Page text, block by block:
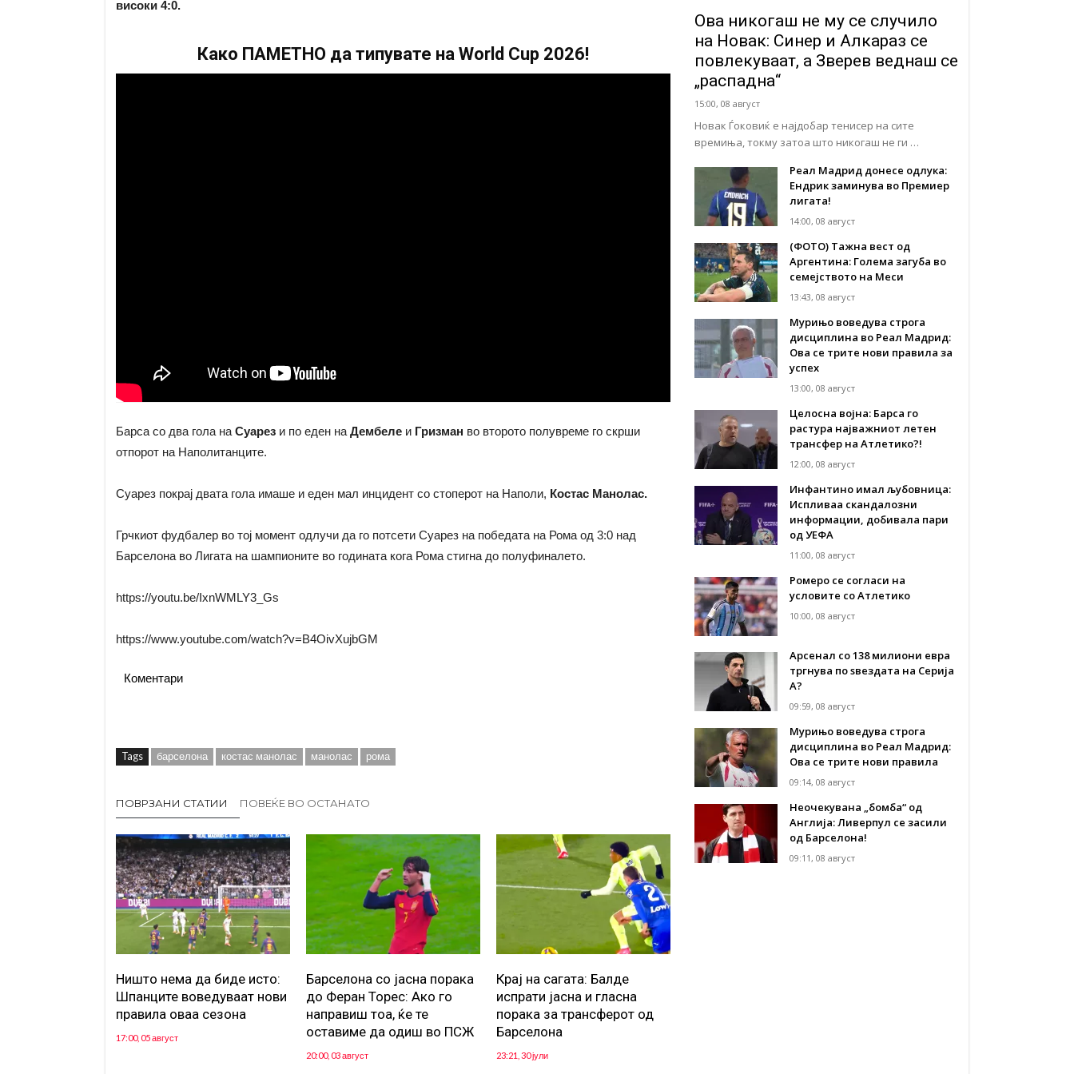
високи 4:0.
Како ПАМЕТНО да типувате на World Cup 2026!
Барса со два гола на Суарези по еден на Дембелеи Гризман во второто полувреме го скрши
отпорот на Наполитанците.
Суарез покрај двата гола имаше и еден мал инцидент со стоперот на Наполи, Костас Манолас.
Грчкиот фудбалер во тој момент одлучи да го потсети Суарез на победата на Рома од 3:0 над
Барселона во Лигата на шампионите во годината кога Рома стигна до полуфиналето.
https://youtu.be/IxnWMLY3_Gs
https://www.youtube.com/watch?v=B4OivXujbGM
Коментари
Tags барселона костас манолас манолас рома
ПОВРЗАНИ СТАТИИ ПОВЕЌЕ ВО ОСТАНАТО
Ништо нема да биде исто:
Шпанците воведуваат нови
правила оваа сезона
17:00, 05 август
Барселона со јасна порака
до Феран Торес: Ако го
направиш тоа, ќе те
оставиме да одиш во ПСЖ
20:00, 03 август
Крај на сагата: Балде
испрати јасна и гласна
порака за трансферот од
Барселона
23:21, 30 јули
Ова никогаш не му се случило
на Новак: Синер и Алкараз се
повлекуваат, а Зверев веднаш се
„распадна“
15:00, 08 август
Новак Ѓоковиќ е најдобар тенисер на сите
времиња, токму затоа што никогаш не ги …
Реал Мадрид донесе одлука:
Eндрик заминува во Премиер
лигата!
14:00, 08 август
(ФОТО) Тажна вест од
Аргентина: Голема загуба во
семејството на Меси
13:43, 08 август
Мурињо воведува строга
дисциплина во Реал Мадрид:
Ова се трите нови правила за
успех
13:00, 08 август
Целосна војна: Барса го
растура најважниот летен
трансфер на Атлетико?!
12:00, 08 август
Инфантино имал љубовница:
Испливаа скандалозни
информации, добивала пари
од УЕФА
11:00, 08 август
Ромеро се согласи на
условите со Атлетико
10:00, 08 август
Арсенал со 138 милиони евра
тргнува по ѕвездата на Серија
А?
09:59, 08 август
Мурињо воведува строга
дисциплина во Реал Мадрид:
Ова се трите нови правила
09:14, 08 август
Неочекувана „бомба“ од
Англија: Ливерпул се засили
од Барселона!
09:11, 08 август